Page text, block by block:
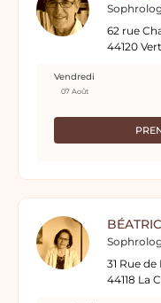
62 rue
44120
Vendredi
07 Août
31 Rue
44118 La